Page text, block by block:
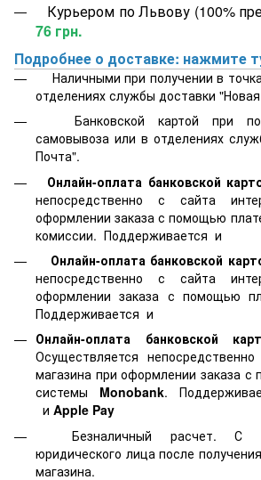
Курьером по Львову (100%
76 грн.
Подробнее о доставке: нажмите
Наличными при получении в
отделениях службы доставки
Банковской картой при
самовывоза или в отделениях
Почта".
Онлайн-оплата банковской
непосредственно с сайта
оформлении заказа с помощью
комиссии. Поддерживается и
Онлайн-оплата банковской
непосредственно с сайта
оформлении заказа с помощью
Поддерживается и
Онлайн-оплата банковской
Осуществляется
магазина при оформлении заказа
системы Monobank.
и Apple Pay
Безналичный расчет. С
юридического лица после
магазина.